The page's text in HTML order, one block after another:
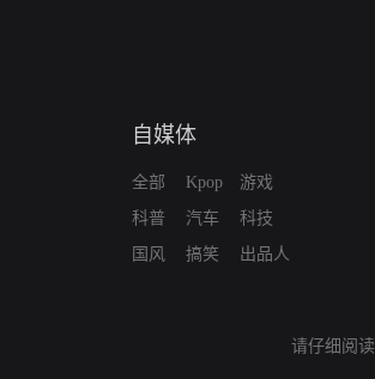
自媒体
全部
科普
国风
Kpop
汽车
搞笑
游戏
科技
出品人
请仔细阅读